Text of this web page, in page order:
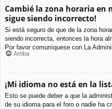
Cambié la zona horaria en
sigue siendo incorrecto!
Si está seguro de que de la zona
siendo incorrecta, entonces la hora
Por favor comuníquese con La
Arriba
¡Mi idioma no está en la
Esto se puede deber a que la
de su idioma para el foro o nadie ha